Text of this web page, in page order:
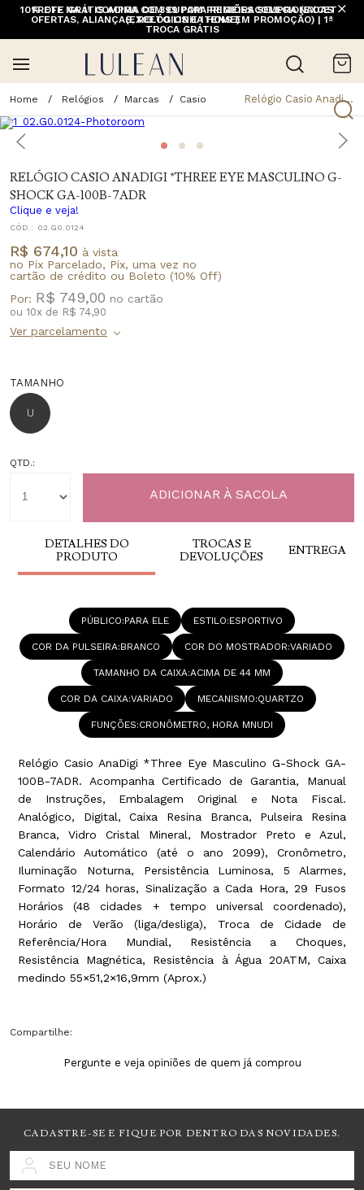
10% OFF NA 1ª COMPRA COM CUPOM PRIMEIRACOMPRA (EXCETO
OFERTAS, ALIANÇAS, RELÓGIOS E ITENS EM PROMOÇÃO) | 1ª
TROCA GRÁTIS
FRETE GRÁTIS ACIMA DE 399 PARA REGIÕES SELECIONADAS
(EXCETO LINHA HOME)
Relógios Marcas Casio Relógio Casio Anadigi *Three Eye Masculino G-Shock Ga-100B-7Adr
RELÓGIO CASIO ANADIGI *THREE EYE MASCULINO G-
SHOCK GA-100B-7ADR
Clique e veja!
CÓD.: 02.G0.0124
R$ 674,10 à vista
no Pix Parcelado, Pix, uma vez no
cartão de crédito ou Boleto (10% Off)
Por: R$ 749,00
ou 10x de R$ 74,90
TAMANHO
U
QTD.:
DETALHES DO
PRODUTO
TROCAS E
DEVOLUÇÕES
ENTREGA
Relógio Casio AnaDigi *Three Eye Masculino G-Shock GA-
100B-7ADR. Acompanha Certificado de Garantia, Manual
de Instruções, Embalagem Original e Nota Fiscal.
Analógico, Digital, Caixa Resina Branca, Pulseira Resina
Branca, Vidro Cristal Mineral, Mostrador Preto e Azul,
Calendário Automático (até o ano 2099), Cronômetro,
Iluminação Noturna, Persistência Luminosa, 5 Alarmes,
Formato 12/24 horas, Sinalização a Cada Hora, 29 Fusos
Horários (48 cidades + tempo universal coordenado),
Horário de Verão (liga/desliga), Troca de Cidade de
Referência/Hora Mundial, Resistência a Choques,
Resistência Magnética, Resistência à Água 20ATM, Caixa
medindo 55×51,2×16,9mm (Aprox.)
PÚBLICO PARA ELE ESTILO ESPORTIVO
COR DA PULSEIRA BRANCO COR DO MOSTRADOR VARIADO
TAMANHO DA CAIXA ACIMA DE 44 MM
COR DA CAIXA VARIADO MECANISMO QUARTZO
FUNÇÕES CRONÔMETRO, HORA MNUDI
Compartilhe:
Pergunte e veja opiniões de quem já comprou
CADASTRE-SE E FIQUE POR DENTRO DAS NOVIDADES.
SEU NOME